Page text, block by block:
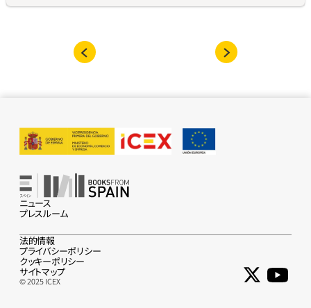
ニュース
プレスルーム
© 2025 ICEX
法的情報
プライバシーポリシー
クッキーポリシー
サイトマップ